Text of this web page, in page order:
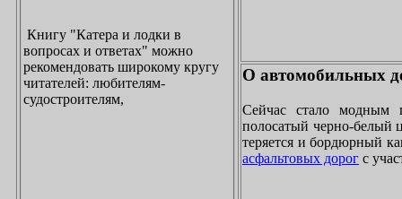
Книгу "Катера и лодки в
вопросах и ответах" можно
рекомендовать широкому кругу
читателей: любителям-
судостроителям,
О автомобильных
Сейчас стало модным
полосатый черно-белый
теряется и бордюрный
асфальтовых дорог с